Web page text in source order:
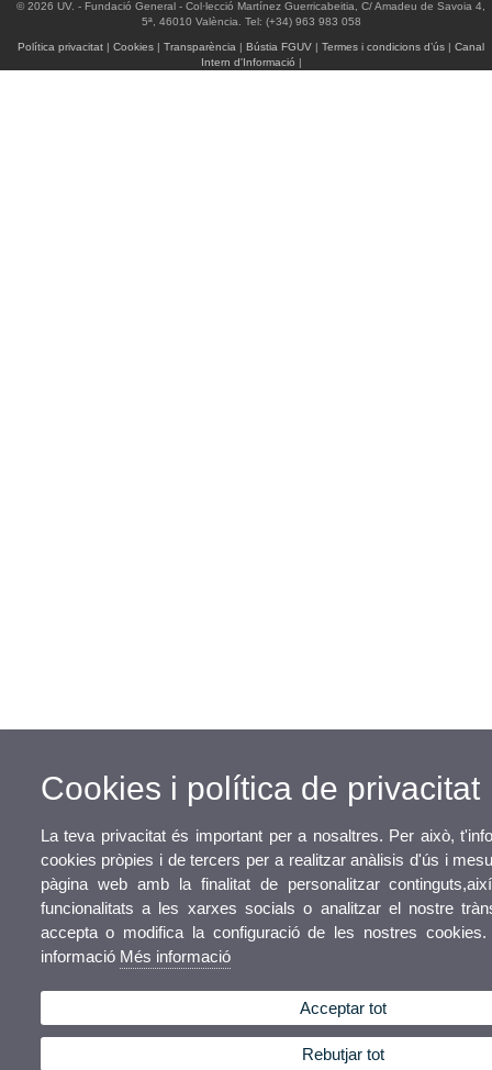
© 2026 UV. - Fundació General - Col·lecció Martínez Guerricabeitia, C/ Amadeu de Savoia 4,
5ª, 46010 València. Tel: (+34) 963 983 058
Política privacitat |Cookies |Transparència |Bústia FGUV |Termes i condicions d’ús |Canal
Intern d'Informació |
Cookies i política de privacitat
La teva privacitat és important per a nosaltres. Per això,
cookies pròpies i de tercers per a realitzar anàlisis d'ús i
pàgina web amb la finalitat de personalitzar
funcionalitats a les xarxes socials o analitzar el nostre
accepta o modifica la configuració de les nostres
informació Més informació
Acceptar tot
Rebutjar tot